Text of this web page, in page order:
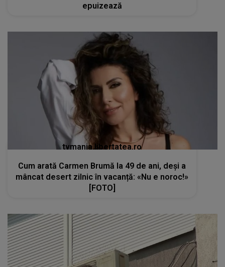
epuizează
tvmania.libertatea.ro
Cum arată Carmen Brumă la 49 de ani, deși a
mâncat desert zilnic în vacanță: «Nu e noroc!»
[FOTO]